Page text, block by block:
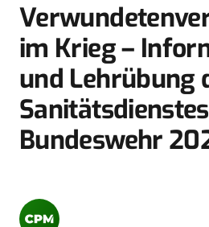
im Krieg –
und Lehrübung
Bundeswehr